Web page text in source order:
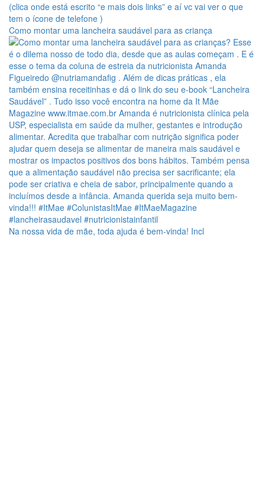
Como montar uma lancheira saudável para as criança
Na nossa vida de mãe, toda ajuda é bem-vinda! Incl